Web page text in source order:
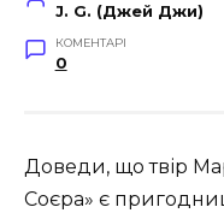
J. G. (Джей Джи)
КОМЕНТАРІ
0
Доведи, що твір
Соєра» є